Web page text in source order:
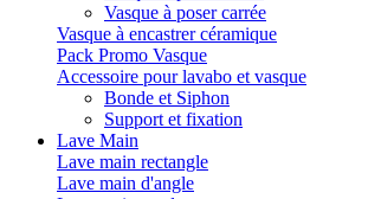
Vasque à poser carrée
Vasque à encastrer céramique
Pack Promo Vasque
Accessoire pour lavabo et vasque
Bonde et Siphon
Support et fixation
Lave Main
Lave main rectangle
Lave main d'angle